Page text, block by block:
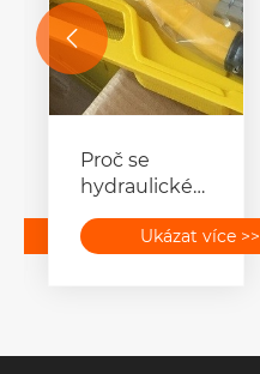
Proč se
hydraulické
nástrojeUkázat více >>
